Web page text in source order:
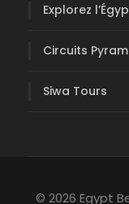
Explorez
Circuits
Siwa Tours
© 2026 Egypt